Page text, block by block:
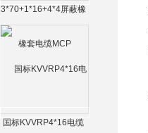
3*70+1*16+4*4屏蔽橡
国标KVVRP4*16电缆